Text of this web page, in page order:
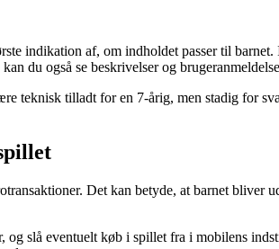
indikation af, om indholdet passer til barnet.
du også se beskrivelser og
teknisk tilladt for en 7-årig, men stadig for
Det kan betyde, at barnet
og slå eventuelt køb i spillet fra i mobilens